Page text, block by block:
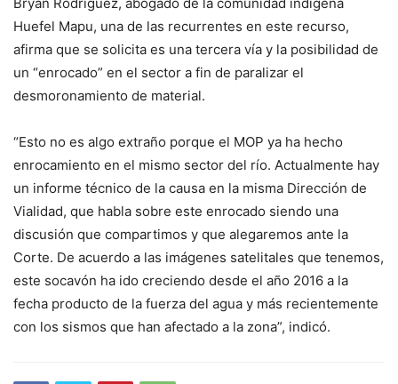
Huefel Mapu, una de las recurrentes en este recurso,
afirma que se solicita es una tercera vía y la posibilidad de
un “enrocado” en el sector a fin de paralizar el
desmoronamiento de material.
“Esto no es algo extraño porque el MOP ya ha hecho
enrocamiento en el mismo sector del río. Actualmente hay
un informe técnico de la causa en la misma Dirección de
Vialidad, que habla sobre este enrocado siendo una
discusión que compartimos y que alegaremos ante la
Corte. De acuerdo a las imágenes satelitales que tenemos,
este socavón ha ido creciendo desde el año 2016 a la
fecha producto de la fuerza del agua y más recientemente
con los sismos que han afectado a la zona”, indicó.